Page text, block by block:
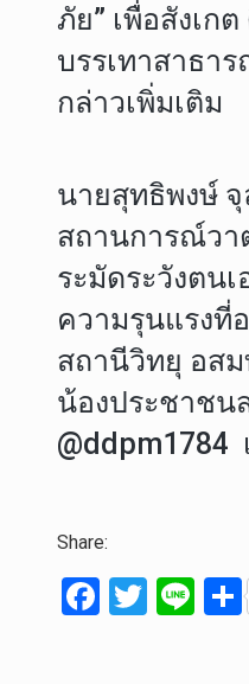
ภัย” เพื่อสังเก
บรรเทาสาธา
กล่าวเพิ่มเติม
นายสุทธิพงษ์
สถานการณ์วา
ระมัดระวังตน
ความรุนแรงที่
สถานีวิทยุ อส
น้องประชาชน
@ddpm1784
Share:
F
T
Li S